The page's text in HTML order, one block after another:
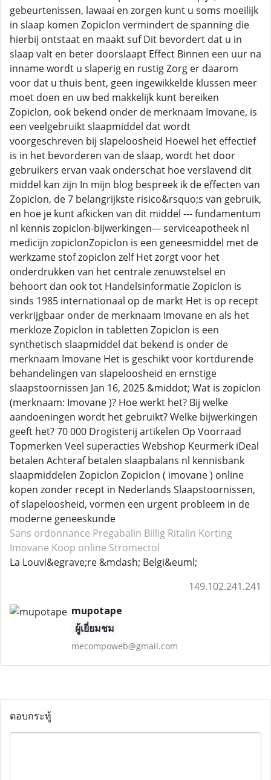
gebeurtenissen, lawaai en zorgen kunt u soms moeilijk
in slaap komen Zopiclon vermindert de spanning die
hierbij ontstaat en maakt suf Dit bevordert dat u in
slaap valt en beter doorslaapt Effect Binnen een uur na
inname wordt u slaperig en rustig Zorg er daarom
voor dat u thuis bent, geen ingewikkelde klussen meer
moet doen en uw bed makkelijk kunt bereiken
Zopiclon, ook bekend onder de merknaam Imovane, is
een veelgebruikt slaapmiddel dat wordt
voorgeschreven bij slapeloosheid Hoewel het effectief
is in het bevorderen van de slaap, wordt het door
gebruikers ervan vaak onderschat hoe verslavend dit
middel kan zijn In mijn blog bespreek ik de effecten van
Zopiclon, de 7 belangrijkste risico&rsquo;s van gebruik,
en hoe je kunt afkicken van dit middel --- fundamentum
nl kennis zopiclon-bijwerkingen--- serviceapotheek nl
medicijn zopiclonZopiclon is een geneesmiddel met de
werkzame stof zopiclon zelf Het zorgt voor het
onderdrukken van het centrale zenuwstelsel en
behoort dan ook tot Handelsinformatie Zopiclon is
sinds 1985 internationaal op de markt Het is op recept
verkrijgbaar onder de merknaam Imovane en als het
merkloze Zopiclon in tabletten Zopiclon is een
synthetisch slaapmiddel dat bekend is onder de
merknaam Imovane Het is geschikt voor kortdurende
behandelingen van slapeloosheid en ernstige
slaapstoornissen Jan 16, 2025 &middot; Wat is zopiclon
(merknaam: Imovane )? Hoe werkt het? Bij welke
aandoeningen wordt het gebruikt? Welke bijwerkingen
geeft het? 70 000 Drogisterij artikelen Op Voorraad
Topmerken Veel superacties Webshop Keurmerk iDeal
betalen Achteraf betalen slaapbalans nl kennisbank
slaapmiddelen Zopiclon Zopiclon ( imovane ) online
kopen zonder recept in Nederlands Slaapstoornissen,
of slapeloosheid, vormen een urgent probleem in de
moderne geneeskunde
Sans ordonnance Pregabalin Billig Ritalin Korting
Imovane Koop online Stromectol
La Louvi&egrave;re &mdash; Belgi&euml;
149.102.241.241
mupotape
ผู้เยี่ยมชม
mecompoweb@gmail.com
ตอบกระทู้